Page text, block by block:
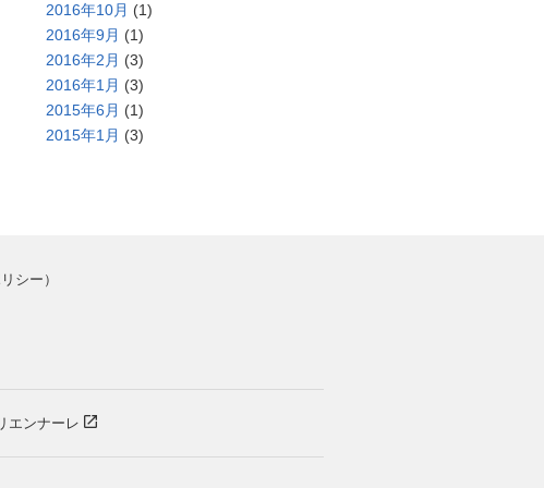
2016年10月 (1)
2016年9月 (1)
2016年2月 (3)
2016年1月 (3)
2015年6月 (1)
2015年1月 (3)
シー）
エンナーレ